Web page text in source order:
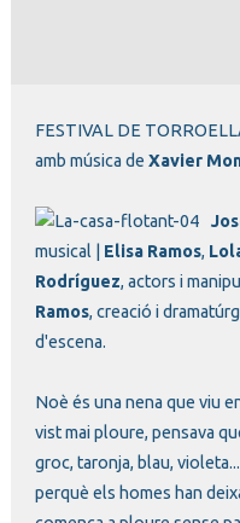
FESTIVAL DE
amb música de Xavier
musical | Elisa Ramos,
Rodríguez, actors i
Ramos, creació i
d'escena.
Noè és una nena que viu
vist mai ploure, pensava
groc, taronja, blau,
perquè els homes han